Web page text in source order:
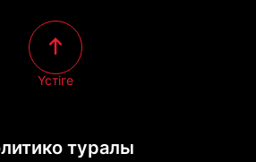
туралы
Үстіге